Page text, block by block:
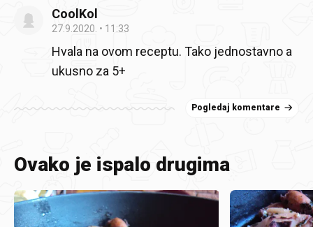
CoolKol
27.9.2020. 11:33
Hvala na ovom receptu. Tako jednostavno a
ukusno za 5+
Pogledaj komentare
Ovako je ispalo drugima